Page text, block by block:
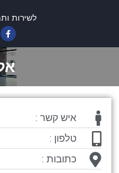
לשירות
איש קשר :
טלפון :
כתובות :